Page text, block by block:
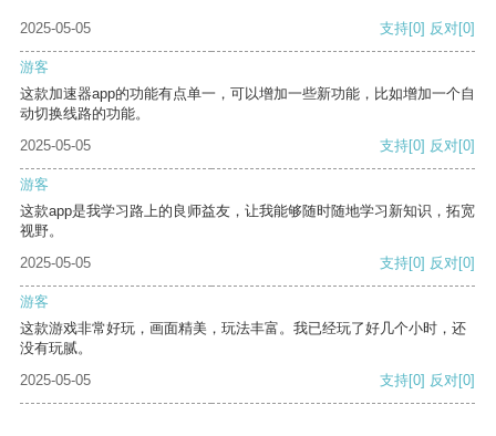
2025-05-05 支持[0] 反对[0]
游客
这款加速器app的功能有点单一，可以增加一些新功能，比如增加一个自
动切换线路的功能。
2025-05-05
支持[0] 反对[0]
游客
这款app是我学习路上的良师益友，让我能够随时随地学习新知识，拓宽
视野。
2025-05-05
支持[0] 反对[0]
游客
这款游戏非常好玩，画面精美，玩法丰富。我已经玩了好几个小时，还
没有玩腻。
2025-05-05
支持[0] 反对[0]